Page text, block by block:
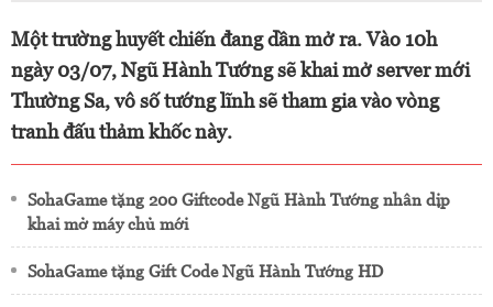
Một trường huyết chiến đang dần mở ra. Vào 10h
ngày 03/07, Ngũ Hành Tướng sẽ khai mở server mới
Thường Sa, vô số tướng lĩnh sẽ tham gia vào vòng
tranh đấu thảm khốc này.
SohaGame tặng 200 Giftcode Ngũ Hành Tướng nhân dịp
khai mở máy chủ mới
SohaGame tặng Gift Code Ngũ Hành Tướng HD